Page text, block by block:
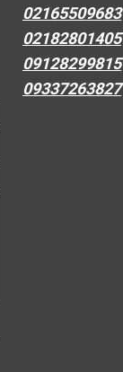
02165509683
02182801405
09128299815
09337263827